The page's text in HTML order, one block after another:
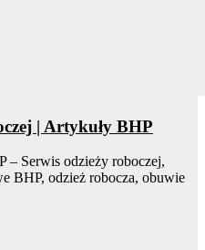
| Artykuły BHP
– Serwis odzieży roboczej,
BHP, odzież robocza, obuwie